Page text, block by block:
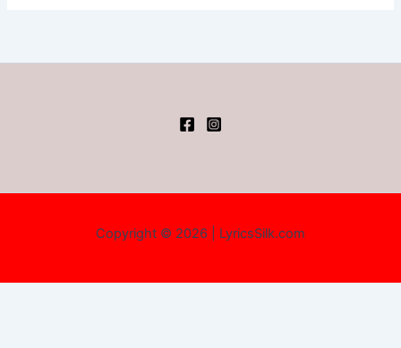
Copyright © 2026 | LyricsSilk.com